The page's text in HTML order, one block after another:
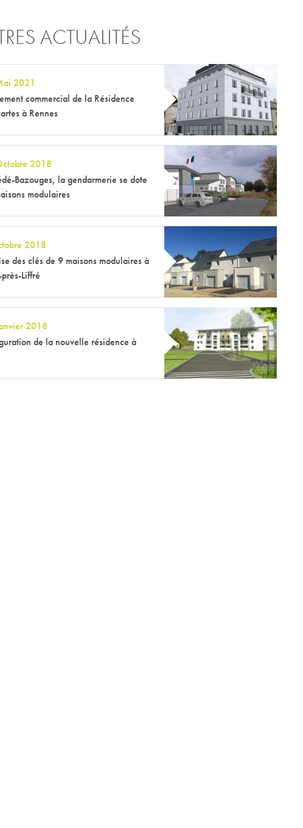
ACTUALITÉS
2021
commercial de la Résidence
à Rennes
2018
Bazouges, la gendarmerie se dote
modulaires
2018
des clés de 9 maisons modulaires à
Liffré
2018
de la nouvelle résidence à